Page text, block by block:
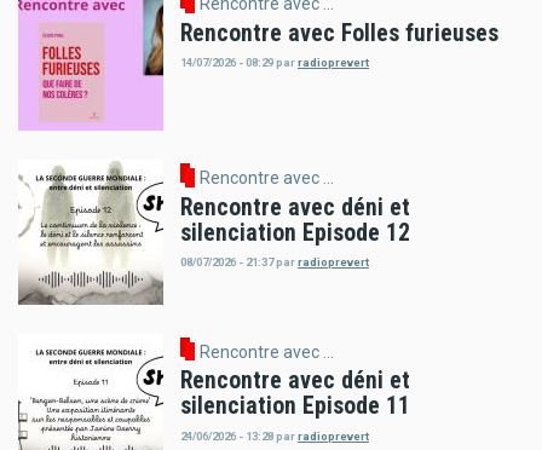
Rencontre avec Folles furieuses
14/07/2026 - 08:29parradioprevert
Rencontre avec ...
Rencontre avec déni et
silenciation Episode 12
08/07/2026 - 21:37parradioprevert
Rencontre avec ...
Rencontre avec déni et
silenciation Episode 11
24/06/2026 - 13:28parradioprevert